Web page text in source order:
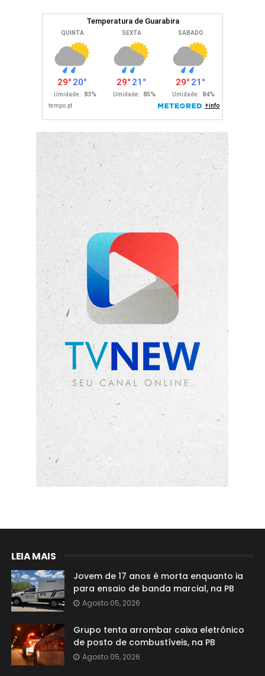
LEIA MAIS
Jovem de 17 anos é morta enquanto ia
para ensaio de banda marcial, na PB
Agosto 05, 2026
Grupo tenta arrombar caixa eletrônico
de posto de combustíveis, na PB
Agosto 05, 2026